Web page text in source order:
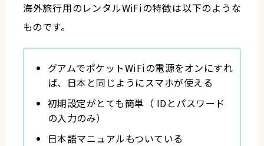
海外旅行用のレンタルWiFiの特徴は以下のような
ものです。
グアムでポケットWiFiの電源をオンにすれ
ば、日本と同じようにスマホが使える
初期設定がとても簡単（ IDとパスワード
の入力のみ）
日本語マニュアルもついている